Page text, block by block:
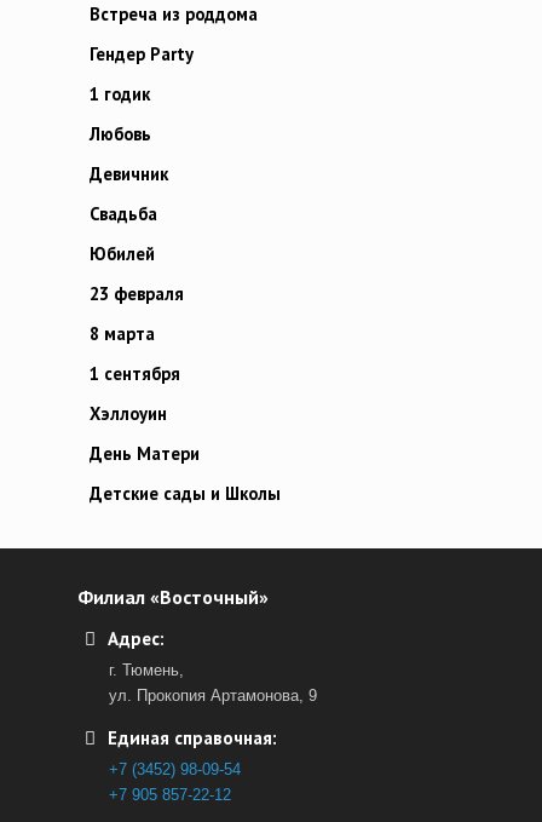
Встреча из роддома
Гендер Party
1 годик
Любовь
Девичник
Свадьба
Юбилей
23 февраля
8 марта
1 сентября
Хэллоуин
День Матери
Детские сады и Школы
Филиал «Восточный»
Адрес:
г. Тюмень,
ул. Прокопия Артамонова, 9
Единая справочная:
+7 (3452) 98-09-54
+7 905 857-22-12